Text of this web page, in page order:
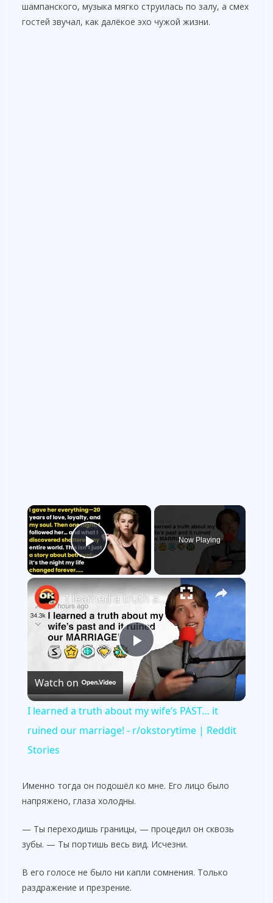
шампанского, музыка мягко струилась по залу, а смех
гостей звучал, как далёкое эхо чужой жизни.
×
Play Video
Now Playing
×
P
l
a
i
d
I learned a truth about my wife’s PAST… it ruined our marriage! - r/okstorytime | Reddit Stories
Watch on
I learned a truth about my wife’s PAST… it
ruined our marriage! - r/okstorytime | Reddit
Stories
Именно тогда он подошёл ко мне. Его лицо было
напряжено, глаза холодны.
— Ты переходишь границы, — процедил он сквозь
зубы. — Ты портишь весь вид. Исчезни.
В его голосе не было ни капли сомнения. Только
раздражение и презрение.